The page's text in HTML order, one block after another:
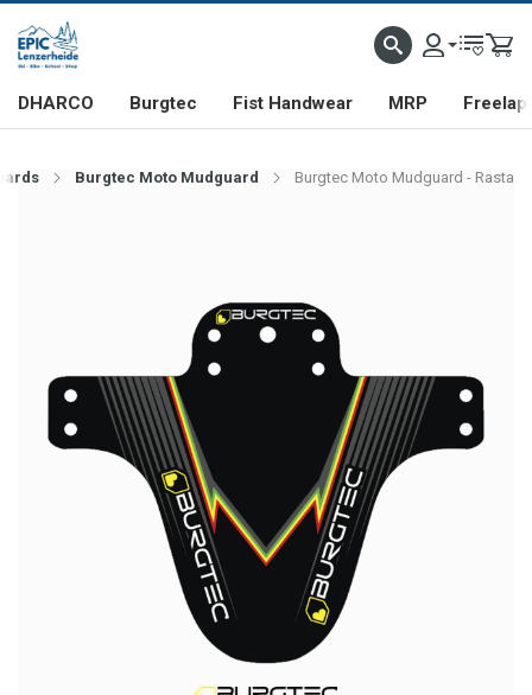
DHARCO Burgtec Fist Handwear MRP Freelap
Burgtec Moto Mudguard Burgtec Moto Mudguard - Rasta